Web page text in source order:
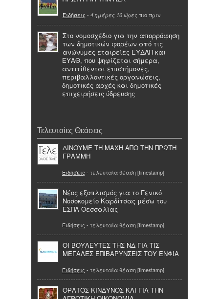
Ειδήσεις - 4 ημέρες 16 ώρες πιο πριν
Στο νομοσχέδιο για την απορρόφηση
των δημοτικών φορέων από τις
ανώνυμες εταιρείες ΕΥΔΑΠ και
ΕΥΑΘ, που ψηφίζεται σήμερα,
αντιτίθενται επιστήμονες,
περιβαλλοντικές οργανώσεις,
δημοτικές αρχές και δημοτικές
επιχειρήσεις ύδρευσης
Τελευταίες Θεάσεις
ΔΙΝΟΥΜΕ ΤΗ ΜΑΧΗ ΑΠΟ ΤΗΝ ΠΡΩΤΗ
ΓΡΑΜΜΗ
Ειδήσεις - τελευταία θέαση [timestamp]
Νέος εξοπλισμός για το Γενικό
Νοσοκομείο Καρδίτσας μέσω του
ΕΣΠΑ Θεσσαλίας
Ειδήσεις - τελευταία θέαση [timestamp]
ΟΙ ΒΟΥΛΕΥΤΕΣ ΤΗΣ ΝΔ ΓΙΑ ΤΙΣ
ΜΕΓΑΛΕΣ ΕΠΙΒΑΡΥΝΣΕΙΣ ΤΟΥ ΕΝΦΙΑ
Ειδήσεις - τελευταία θέαση [timestamp]
ΟΡΑΤΟΣ ΚΙΝΔΥΝΟΣ ΚΑΙ ΓΙΑ ΤΗΝ